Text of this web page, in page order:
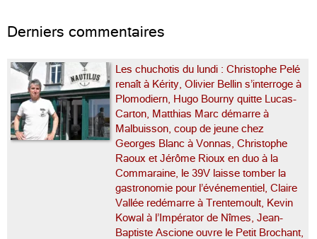
Derniers commentaires
Les chuchotis du lundi : Christophe Pelé
renaît à Kérity, Olivier Bellin s’interroge à
Plomodiern, Hugo Bourny quitte Lucas-
Carton, Matthias Marc démarre à
Malbuisson, coup de jeune chez
Georges Blanc à Vonnas, Christophe
Raoux et Jérôme Rioux en duo à la
Commaraine, le 39V laisse tomber la
gastronomie pour l’événementiel, Claire
Vallée redémarre à Trentemoult, Kevin
Kowal à l’Impérator de Nîmes, Jean-
Baptiste Ascione ouvre le Petit Brochant,